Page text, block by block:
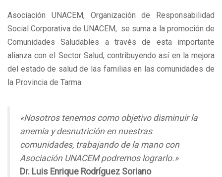
Asociación UNACEM, Organización de Responsabilidad
Social Corporativa de UNACEM, se suma a la promoción de
Comunidades Saludables a través de esta importante
alianza con el Sector Salud, contribuyendo así en la mejora
del estado de salud de las familias en las comunidades de
la Provincia de Tarma.
«Nosotros tenemos como objetivo disminuir la
anemia y desnutrición en nuestras
comunidades, trabajando de la mano con
Asociación UNACEM podremos lograrlo.»
Dr. Luis Enrique Rodríguez Soriano